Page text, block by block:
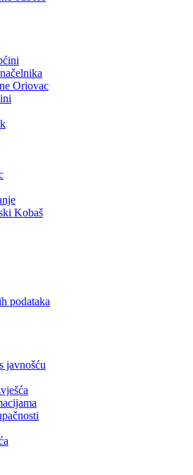
Oriovac
Kobaš
podataka
javnošću